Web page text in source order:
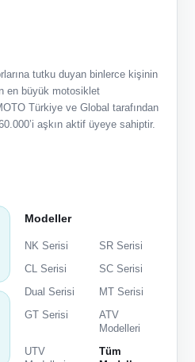
tutku duyan binlerce kişinin
en büyük motosiklet
Türkiye ve Global tarafından
aşkın aktif üyeye sahiptir.
Modeller
NK Serisi
SR Serisi
CL Serisi
SC Serisi
Dual Serisi
MT Serisi
GT Serisi
ATV
Modelleri
UTV
Tüm